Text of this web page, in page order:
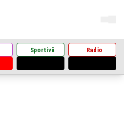
Sportivă Radio